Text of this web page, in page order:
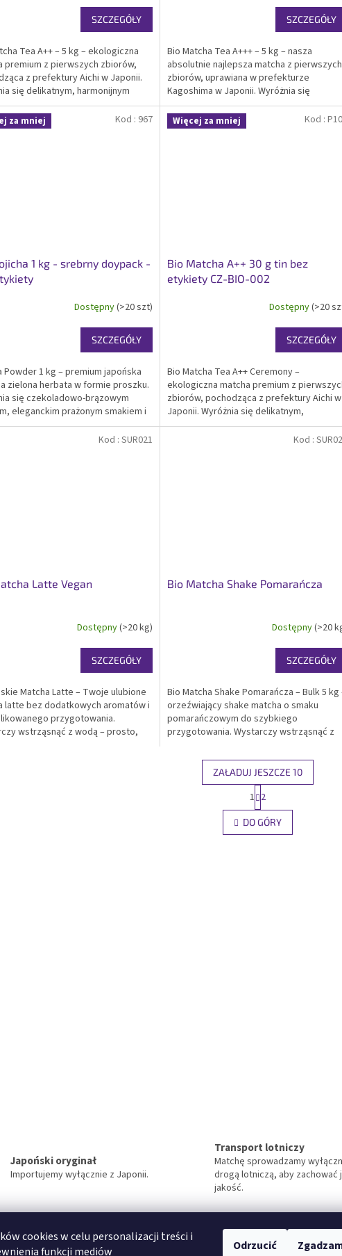
cookies w celu personalizacji treści i
funkcji mediów
Odrzucić
SZCZEGÓŁY
Tea A++ – 5 kg – ekologiczna
premium z pierwszych zbiorów,
z prefektury Aichi w Japonii.
się delikatnym, harmonijnym
intensywnie zielonym kolorem i
zawartością aminokwasów.
bio i...
SZCZEGÓŁY
Bio Matcha Tea A+++ – 5 kg – nasza
absolutnie najlepsza matcha z pierwszych
zbiorów, uprawiana w prefekturze
Kagoshima w Japonii. Wyróżnia się
delikatnym słodkim smakiem najwyższej
jakości, maksymalną zawartością
aminokwasów i energii....
za mniej
1 kg - srebrny doypack -
Dostępny(>20 szt)
SZCZEGÓŁY
Powder 1 kg – premium japońska
zielona herbata w formie proszku.
się czekoladowo-brązowym
eleganckim prażonym smakiem i
kojącym aromatem.
z łodyg tencha z
Kod : 967 Więcej za mniej
Bio Matcha A++ 30 g tin bez
etykiety CZ-BIO-002
Dostępny(>20
SZCZEGÓŁY
Bio Matcha Tea A++ Ceremony –
ekologiczna matcha premium z
zbiorów, pochodząca z prefektury Aichi w
Japonii. Wyróżnia się delikatnym,
harmonijnym smakiem, intensywnie
zielonym kolorem i wysoką zawartością
Kod :
Latte Vegan
Dostępny(>20 kg)
SZCZEGÓŁY
Matcha Latte – Twoje ulubione
latte bez dodatkowych aromatów i
przygotowania.
wstrząsnąć z wodą – prosto,
Kod : SUR021
Bio Matcha Shake Pomarańcza
Dostępny(>20
SZCZEGÓŁY
Bio Matcha Shake Pomarańcza – Bulk 5 kg
orzeźwiający shake matcha o smaku
pomarańczowym do szybkiego
przygotowania. Wystarczy wstrząsnąć z
Opakowanie hurtowe 5 kg (ok. 166 porcji)
bez etykiety. Bez glutenu, bez...
Kod :
K
o
n
ZAŁADUJ JESZCZE 10
a
g
i
n
1 2
DO GÓRY
Japoński oryginał
Importujemy wyłącznie z Japonii.
Transport lotniczy
Matchę sprowadzamy
drogą lotniczą, aby zachować
jakość.
Terms and conditions Obchodní podmínky Privacy policy